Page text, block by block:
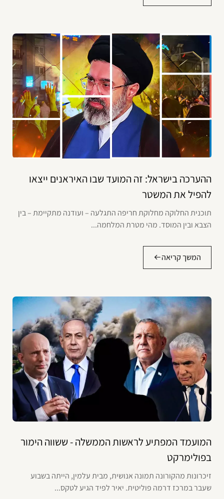
ההערכה בישראל: זה המועד שבו האיראנים ייצאו
להפיל את המשטר
תוכנית החלוקה מחלוקת חריפה התגלעה – ועודנה מתקיימת – בין
הצבא ובין המוסד. מהי מטרת המלחמה...
המשך קריאה
המועמד המפתיע לראשות הממשלה - ששווה הימור
בפולימרקט
זיכרונות מהקורונה תמונה אנושית, מבית עלמין, הייתה בשבוע
שעבר במרכז דרמה פוליטית. יאיר לפיד הגיע לטקס...